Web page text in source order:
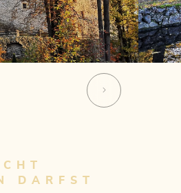
DARFST